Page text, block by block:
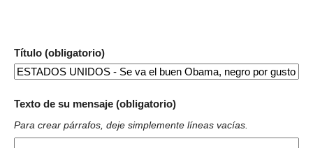
Título (obligatorio)
Texto de su mensaje (obligatorio)
Para crear párrafos, deje simplemente líneas vacías.